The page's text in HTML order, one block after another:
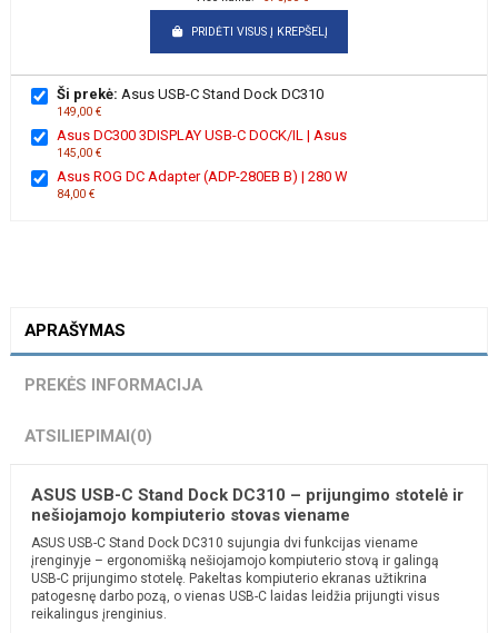
PRIDĖTI VISUS Į KREPŠELĮ
Ši prekė: Asus USB-C Stand Dock DC310
149,00 €
Asus DC300 3DISPLAY USB-C DOCK/IL | Asus
145,00 €
Asus ROG DC Adapter (ADP-280EB B) | 280 W
84,00 €
APRAŠYMAS
PREKĖS INFORMACIJA
ATSILIEPIMAI(0)
ASUS USB-C Stand Dock DC310 – prijungimo stotelė ir
nešiojamojo kompiuterio stovas viename
ASUS USB-C Stand Dock DC310 sujungia dvi funkcijas viename
įrenginyje – ergonomišką nešiojamojo kompiuterio stovą ir galingą
USB-C prijungimo stotelę. Pakeltas kompiuterio ekranas užtikrina
patogesnę darbo pozą, o vienas USB-C laidas leidžia prijungti visus
reikalingus įrenginius.